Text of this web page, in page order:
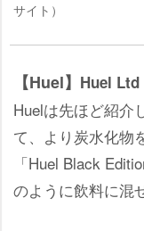
サイト）
【Huel】 Huel Ltd
Huelは先ほど紹介
て、より炭水化物
「Huel Black
のように飲料に混